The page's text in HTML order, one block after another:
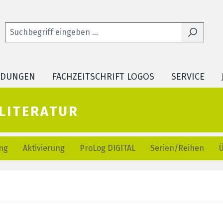
FACHZEITSCHRIFT LOGOS SERVICE
Aktivierung ProLog DIGITAL Serien/Reihen